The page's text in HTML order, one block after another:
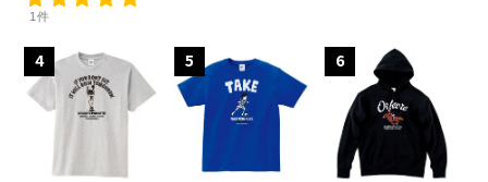
1件
4 5 6